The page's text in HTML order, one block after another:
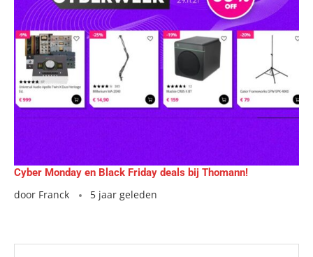
Cyber Monday en Black Friday deals bij Thomann!
door Franck 5 jaar geleden